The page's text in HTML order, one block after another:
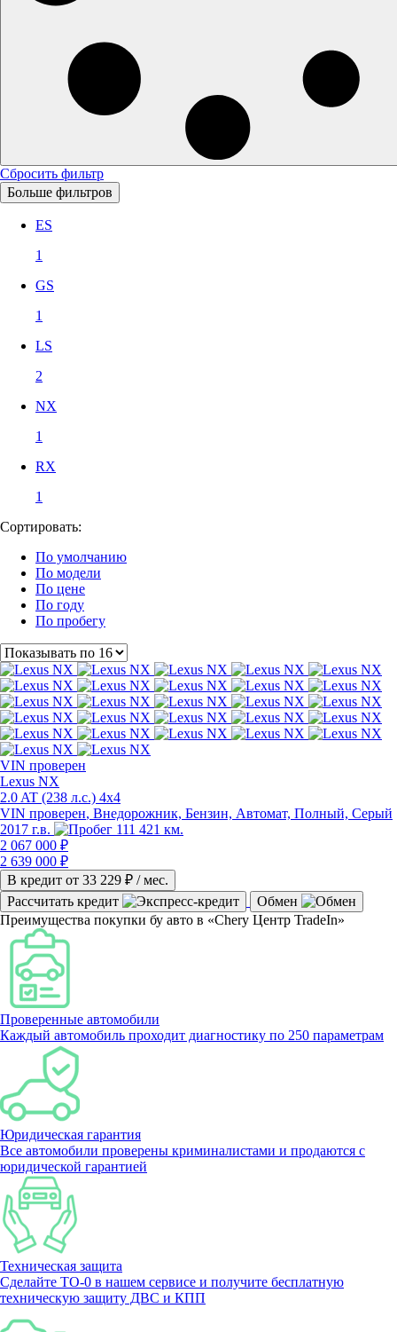
Сбросить фильтр
Больше фильтров
ES
1
GS
1
LS
2
NX
1
RX
1
Сортировать:
По умолчанию
По модели
По цене
По году
По пробегу
VIN проверен
Lexus NX
2.0 AT (238 л.с.) 4x4
VIN проверен, Внедорожник, Бензин, Автомат, Полный, Серый
2017 г.в.
111 421 км.
2 067 000 ₽
2 639 000 ₽
В кредит от 33 229 ₽ / мес.
Рассчитать кредит
Обмен
Преимущества покупки бу авто в «Chery Центр TradeIn»
Проверенные автомобили
Каждый автомобиль проходит диагностику по 250 параметрам
Юридическая гарантия
Все автомобили проверены криминалистами и продаются с
юридической гарантией
Техническая защита
Сделайте ТО-0 в нашем сервисе и получите бесплатную
техническую защиту ДВС и КПП